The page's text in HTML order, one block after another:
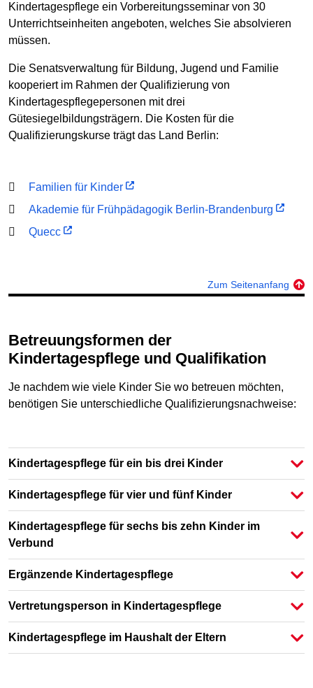
Kindertagespflege ein Vorbereitungsseminar von 30
Unterrichtseinheiten angeboten, welches Sie absolvieren
müssen.
Die Senatsverwaltung für Bildung, Jugend und Familie
kooperiert im Rahmen der Qualifizierung von
Kindertagespflegepersonen mit drei
Gütesiegelbildungsträgern. Die Kosten für die
Qualifizierungskurse trägt das Land Berlin:
Familien für Kinder
Akademie für Frühpädagogik Berlin-Brandenburg
Quecc
Zum Seitenanfang
Betreuungsformen der
Kindertagespflege und Qualifikation
Je nachdem wie viele Kinder Sie wo betreuen möchten,
benötigen Sie unterschiedliche Qualifizierungsnachweise:
Kindertagespflege für ein bis drei Kinder
Kindertagespflege für vier und fünf Kinder
Kindertagespflege für sechs bis zehn Kinder im
Verbund
Ergänzende Kindertagespflege
Vertretungsperson in Kindertagespflege
Kindertagespflege im Haushalt der Eltern